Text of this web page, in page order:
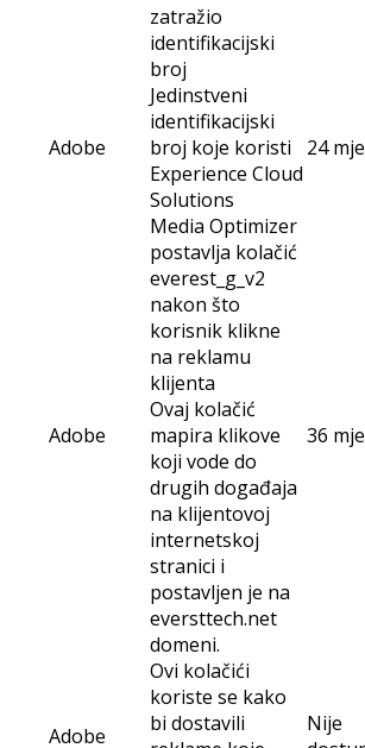
zatražio
identifikacijski
broj
Adobe
Jedinstveni
identifikacijski
broj koje koristi
Experience Cloud
Solutions
24
Adobe
Media Optimizer
postavlja kolačić
everest_g_v2
nakon što
korisnik klikne
na reklamu
klijenta
Ovaj kolačić
mapira klikove
koji vode do
drugih događaja
na klijentovoj
internetskoj
stranici i
postavljen je na
eversttech.net
domeni.
36
Adobe
Ovi kolačići
koriste se kako
bi dostavili
Nije